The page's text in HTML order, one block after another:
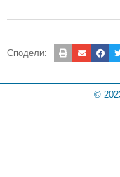
Сподели:
©